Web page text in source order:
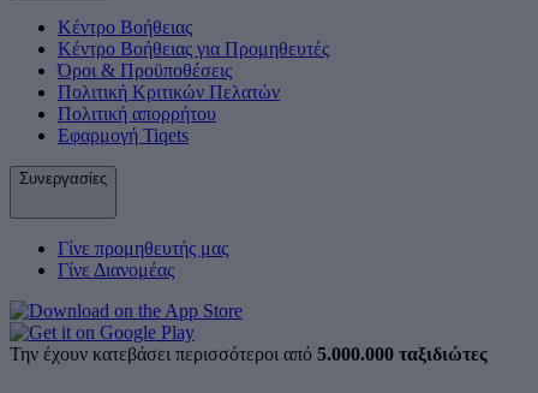
Κέντρο Βοήθειας
Κέντρο Βοήθειας για Προμηθευτές
Όροι & Προϋποθέσεις
Πολιτική Κριτικών Πελατών
Πολιτική απορρήτου
Εφαρμογή Tiqets
Συνεργασίες
Γίνε προμηθευτής μας
Γίνε Διανομέας
Την έχουν κατεβάσει περισσότεροι από 5.000.000 ταξιδιώτες